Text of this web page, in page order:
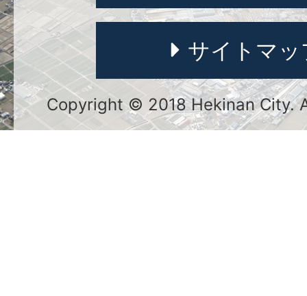
サイトマッ
Copyright © 2018 Hekinan City.